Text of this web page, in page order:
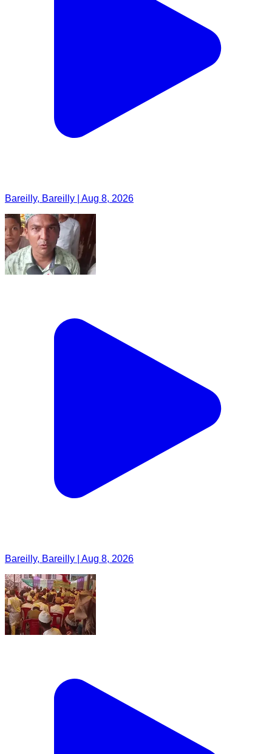
Bareilly, Bareilly | Aug 8, 2026
Bareilly, Bareilly | Aug 8, 2026